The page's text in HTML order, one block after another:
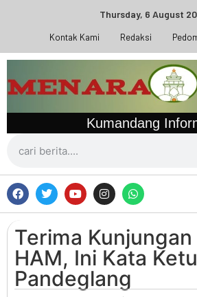
Thursday, 6 August
Kontak Kami Redaksi
Kumandang
Terima
HAM, Ini Kata
Pandeglang